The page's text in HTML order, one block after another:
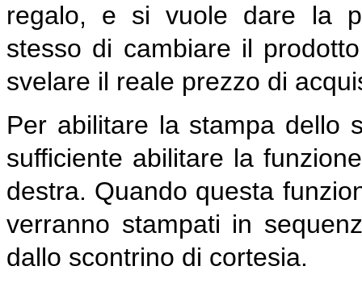
regalo, e si vuole dare la
stesso di cambiare il
svelare il reale prezzo di
Per abilitare la stampa dello
sufficiente abilitare la
destra. Quando questa
verranno stampati in
dallo scontrino di cortesia.